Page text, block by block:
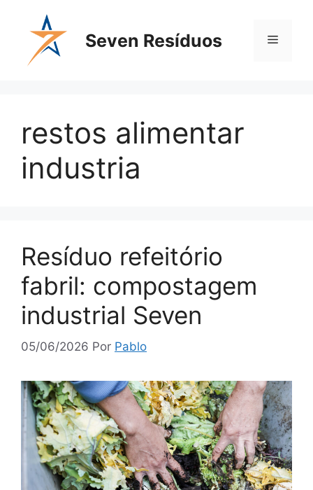
Seven Resíduos
restos alimentar
industria
Resíduo refeitório
fabril: compostagem
industrial Seven
05/06/2026 Por Pablo